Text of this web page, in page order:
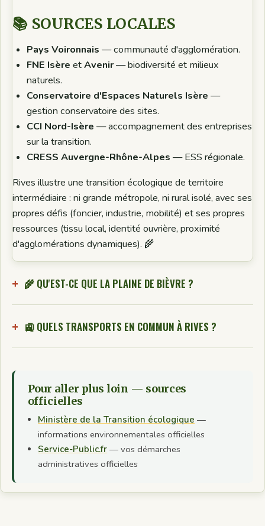
📚 SOURCES LOCALES
Pays Voironnais — communauté d'agglomération.
FNE Isère etAvenir— biodiversité et milieux
naturels.
Conservatoire d'Espaces Naturels Isère —
gestion conservatoire des sites.
CCI Nord-Isère — accompagnement des entreprises
sur la transition.
CRESS Auvergne-Rhône-Alpes — ESS régionale.
Rives illustre une transition écologique de territoire
intermédiaire : ni grande métropole, ni rural isolé, avec ses
propres défis (foncier, industrie, mobilité) et ses propres
ressources (tissu local, identité ouvrière, proximité
d'agglomérations dynamiques). 🌾
🌾 QU'EST-CE QUE LA PLAINE DE BIÈVRE ?
🚉 QUELS TRANSPORTS EN COMMUN À RIVES ?
Pour aller plus loin — sources
officielles
Ministère de la Transition écologique —
informations environnementales officielles
Service-Public.fr — vos démarches
administratives officielles